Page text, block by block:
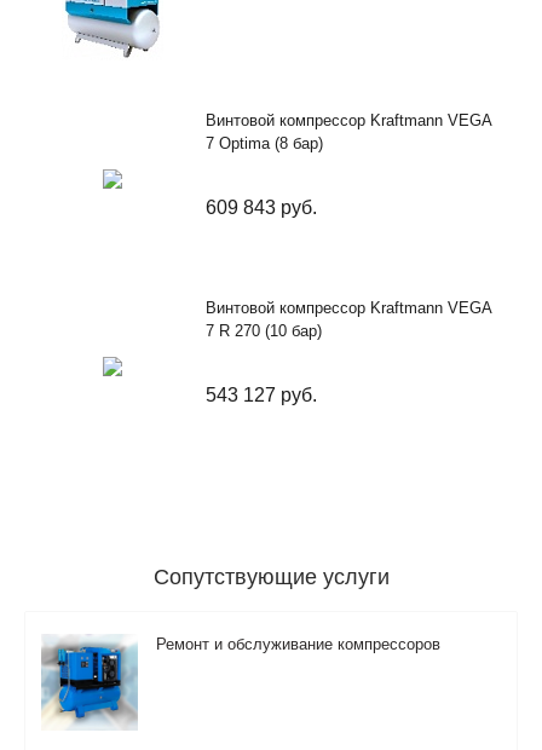
Винтовой компрессор Kraftmann VEGA
7 Optima (8 бар)
609 843 руб.
Винтовой компрессор Kraftmann VEGA
7 R 270 (10 бар)
543 127 руб.
Сопутствующие услуги
Ремонт и обслуживание компрессоров